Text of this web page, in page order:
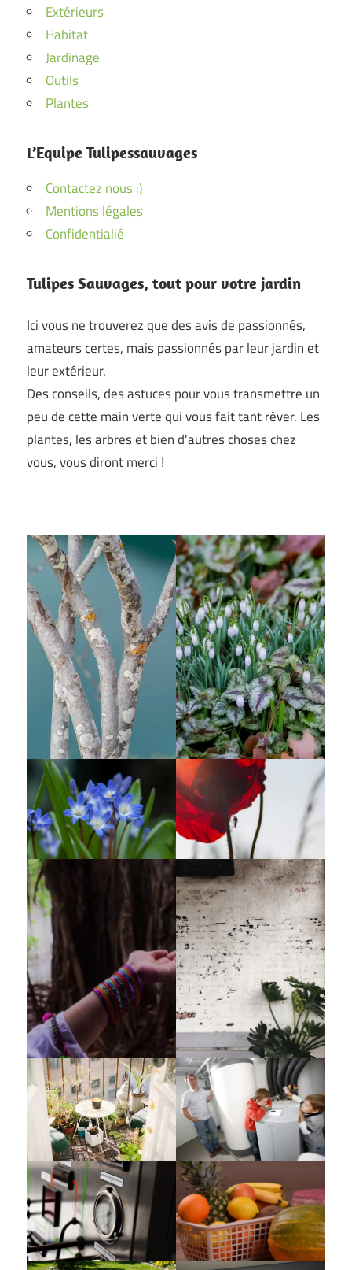
Extérieurs
Habitat
Jardinage
Outils
Plantes
L’Equipe Tulipessauvages
Contactez nous :)
Mentions légales
Confidentialié
Tulipes Sauvages, tout pour votre jardin
Ici vous ne trouverez que des avis de passionnés,
amateurs certes, mais passionnés par leur jardin et
leur extérieur.
Des conseils, des astuces pour vous transmettre un
peu de cette main verte qui vous fait tant rêver. Les
plantes, les arbres et bien d'autres choses chez
vous, vous diront merci !